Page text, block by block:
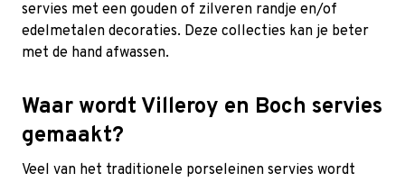
servies met een gouden of zilveren randje en/of
edelmetalen decoraties. Deze collecties kan je beter
met de hand afwassen.
Waar wordt Villeroy en Boch servies
gemaakt?
Veel van het traditionele porseleinen servies wordt